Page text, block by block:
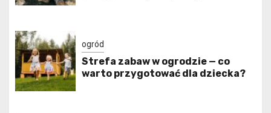
ogród
Strefa zabaw w ogrodzie — co
warto przygotować dla dziecka?